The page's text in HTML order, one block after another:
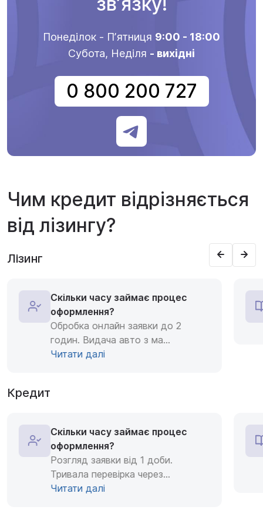
Понеділок - Пʼятниця 9:00 - 18:00
Субота, Неділя - вихідні
0 800 200 727
Чим кредит відрізняється
від лізингу?
Лізинг
Скільки часу займає процес
оформлення?
Обробка онлайн заявки до 2
годин. Видача авто з ма...
Читати далі
Кредит
Скільки часу займає процес
оформлення?
Розгляд заявки від 1 доби.
Тривала перевірка через...
Читати далі